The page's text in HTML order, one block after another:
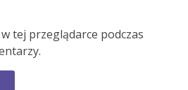
tej przeglądarce podczas